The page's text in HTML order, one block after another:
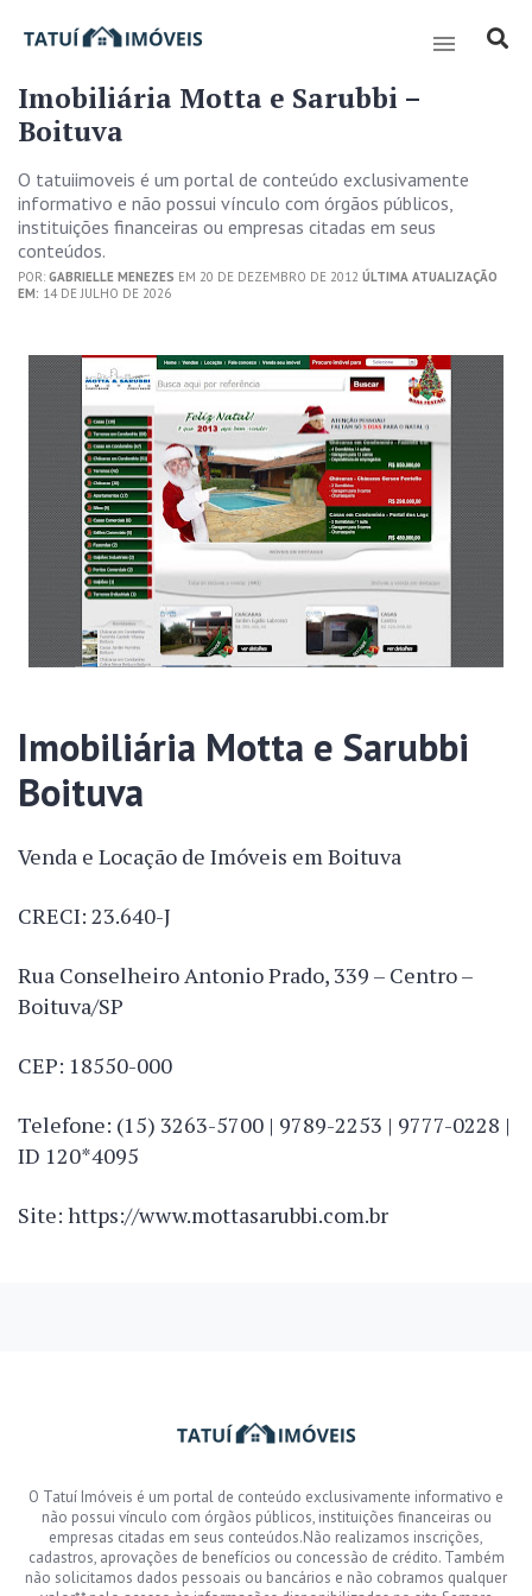
Imobiliária Motta e Sarubbi –
Boituva
O tatuiimoveis é um portal de conteúdo exclusivamente
informativo e não possui vínculo com órgãos públicos,
instituições financeiras ou empresas citadas em seus
conteúdos.
POR: GABRIELLE MENEZES EM 20 DE DEZEMBRO DE 2012 ÚLTIMA ATUALIZAÇÃO
EM: 14 DE JULHO DE 2026
Imobiliária Motta e Sarubbi
Boituva
Venda e Locação de Imóveis em Boituva
CRECI: 23.640-J
Rua Conselheiro Antonio Prado, 339 – Centro –
Boituva/SP
CEP: 18550-000
Telefone: (15) 3263-5700 | 9789-2253 | 9777-0228 |
ID 120*4095
Site: https://www.mottasarubbi.com.br
O Tatuí Imóveis é um portal de conteúdo exclusivamente informativo e
não possui vínculo com órgãos públicos, instituições financeiras ou
empresas citadas em seus conteúdos.Não realizamos inscrições,
cadastros, aprovações de benefícios ou concessão de crédito. Também
não solicitamos dados pessoais ou bancários e não cobramos qualquer